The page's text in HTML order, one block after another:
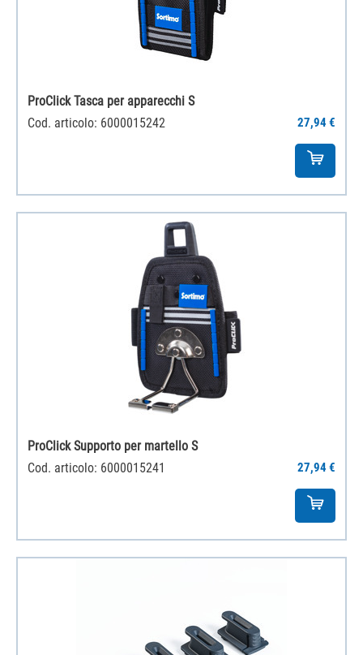
ProClick Tasca per apparecchi S
Cod. articolo: 6000015242
27,94 €
ProClick Supporto per martello S
Cod. articolo: 6000015241
27,94 €